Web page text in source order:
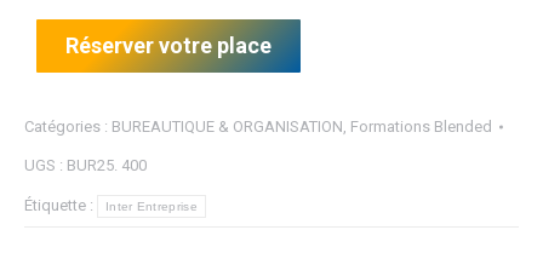
Réserver votre place
Catégories : BUREAUTIQUE & ORGANISATION, Formations Blended
UGS : BUR25. 400
Étiquette : Inter Entreprise